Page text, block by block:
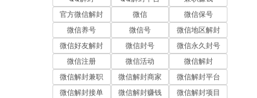
官方微信解封
微信
微信保号
微信养号
微信号
微信地区解封
微信好友解封
微信封号
微信永久封号
微信注册
微信活动
微信解封
微信解封兼职
微信解封商家
微信解封平台
微信解封接单
微信解封赚钱
微信解封项目